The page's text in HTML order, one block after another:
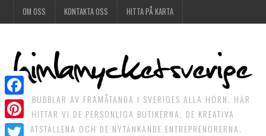
OM OSS KONTAKTA OSS HITTA PÅ KARTA
DET BUBBLAR AV FRAMÅTANDA I SVERIGES ALLA HÖRN. HÄR
HITTAR VI DE PERSONLIGA BUTIKERNA, DE KREATIVA
MATSTÄLLENA OCH DE NYTÄNKANDE ENTREPRENÖRERNA.
Facebook
Pinterest